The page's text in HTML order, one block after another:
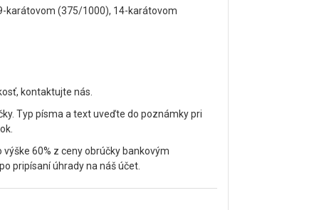
karátovom (375/1000), 14-karátovom
kontaktujte nás.
Typ písma a text uveďte do poznámky pri
60% z ceny obrúčky bankovým
pripísaní úhrady na náš účet.